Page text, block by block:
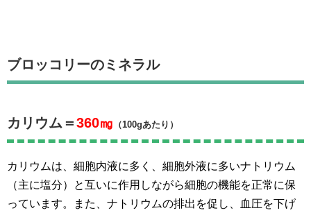
ブロッコリーのミネラル
カリウム＝360㎎ （100gあたり）
カリウムは、細胞内液に多く、細胞外液に多いナトリウム
（主に塩分）と互いに作用しながら細胞の機能を正常に保
っています。また、ナトリウムの排出を促し、血圧を下げ